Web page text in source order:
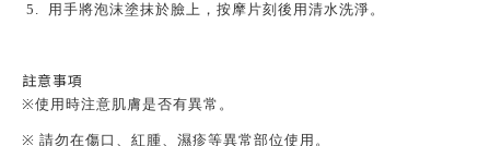
5. 用手將泡沫塗抹於臉上，按摩片刻後用清水洗淨。
註意事項
※使用時注意肌膚是否有異常。
※ 請勿在傷口、紅腫、濕疹等異常部位使用。